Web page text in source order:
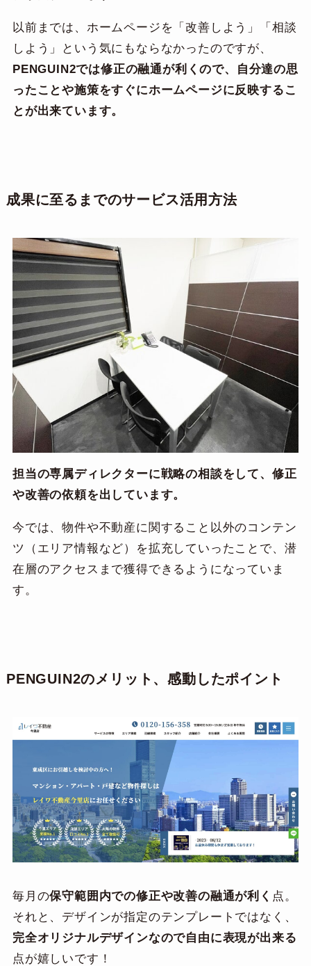
以前までは、ホームページを「改善しよう」「相談
しよう」という気にもならなかったのですが、
PENGUIN2では修正の融通が利くので、自分達の思
ったことや施策をすぐにホームページに反映するこ
とが出来ています。
成果に至るまでのサービス活用方法
担当の専属ディレクターに戦略の相談をして、修正
や改善の依頼を出しています。
今では、物件や不動産に関すること以外のコンテン
ツ（エリア情報など）を拡充していったことで、潜
在層のアクセスまで獲得できるようになっていま
す。
PENGUIN2のメリット、感動したポイント
毎月の保守範囲内での修正や改善の融通が利く 点。
それと、デザインが指定のテンプレートではなく、
完全オリジナルデザインなので自由に表現が出来る
点が嬉しいです！